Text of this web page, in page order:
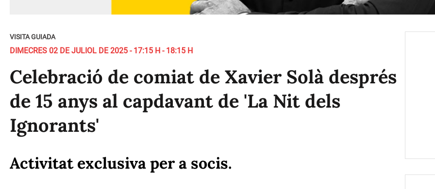
VISITA GUIADA
DIMECRES 02 DE JULIOL DE 2025 - 17:15 H - 18:15 H
Celebració de comiat de Xavier Solà després
de 15 anys al capdavant de 'La Nit dels
Ignorants'
Activitat exclusiva per a socis.